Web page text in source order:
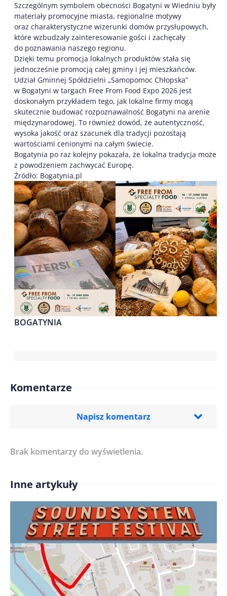
Szczególnym symbolem obecności Bogatyni w Wiedniu były
materiały promocyjne miasta, regionalne motywy
oraz charakterystyczne wizerunki domów przysłupowych,
które wzbudzały zainteresowanie gości i zachęcały
do poznawania naszego regionu.
Dzięki temu promocja lokalnych produktów stała się
jednocześnie promocją całej gminy i jej mieszkańców.
Udział Gminnej Spółdzielni „Samopomoc Chłopska”
w Bogatyni w targach Free From Food Expo 2026 jest
doskonałym przykładem tego, jak lokalne firmy mogą
skutecznie budować rozpoznawalność Bogatyni na arenie
międzynarodowej. To również dowód, że autentyczność,
wysoka jakość oraz szacunek dla tradycji pozostają
wartościami cenionymi na całym świecie.
Bogatynia po raz kolejny pokazała, że lokalna tradycja może
z powodzeniem zachwycać Europę.
Źródło: Bogatynia.pl
BOGATYNIA
Komentarze
Napisz komentarz
Treść komentarza*
Imię/ Nick*
Zapamiętaj moje dane w tej przeglądarce podczas
pisania kolejnych komentarzy.
Brak komentarzy do wyświetlenia.
Inne artykuły